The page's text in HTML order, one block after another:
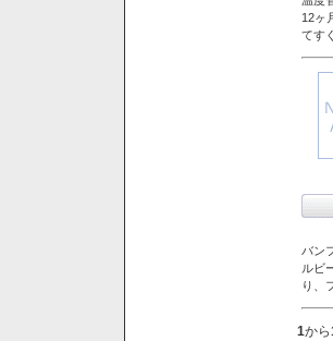
12ヶ
てす
バン
ルビ
り、
1から